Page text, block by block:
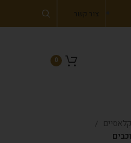
צור קשר
0